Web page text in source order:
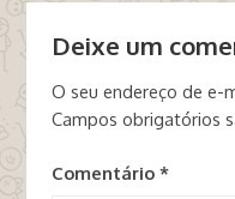
Deixe um
O seu endereço de e-
Campos obrigatórios
Comentário *